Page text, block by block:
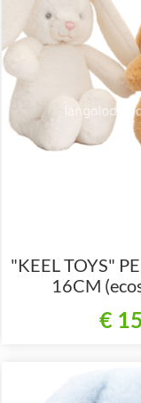
"KEEL TOYS"
16CM
€